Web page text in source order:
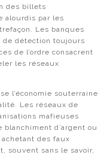
des billets
alourdis par les
Les banques
de détection toujours
de l’ordre consacrent
les réseaux
l’économie souterraine
Les réseaux de
mafieuses
d’argent ou
des faux
souvent sans le savoir,